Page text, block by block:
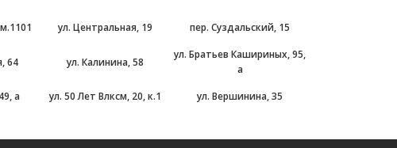
ул. Центральная, 19
пер. Суздальский, 15
64 ул. Калинина, 58
ул. Братьев Кашириных, 95,
а
а ул. 50 Лет Влксм, 20, к.1 ул. Вершинина, 35